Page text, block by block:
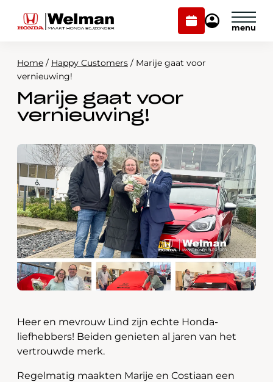
Plan
onderhoud
Mijn
Modellen
Voorraad
Over ons
Webshop
Contact
Plan onderhoud
Home / Happy Customers / Marije gaat voor
vernieuwing!
Marije gaat voor
vernieuwing!
Heer en mevrouw Lind zijn echte Honda-
liefhebbers! Beiden genieten al jaren van het
vertrouwde merk.
Regelmatig maakten Marije en Costiaan een